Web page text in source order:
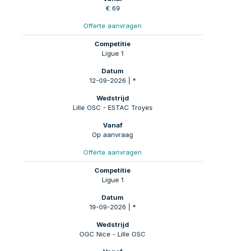
€ 69
Offerte aanvragen
Ligue 1
12-09-2026 | *
Lille OSC - ESTAC Troyes
Op aanvraag
Offerte aanvragen
Ligue 1
19-09-2026 | *
OGC Nice - Lille OSC